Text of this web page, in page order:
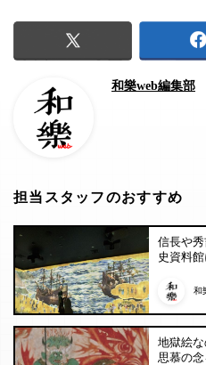
和樂web編集部
担当スタッフのおすすめ
信長や
史資料
和
地獄絵
思慕の